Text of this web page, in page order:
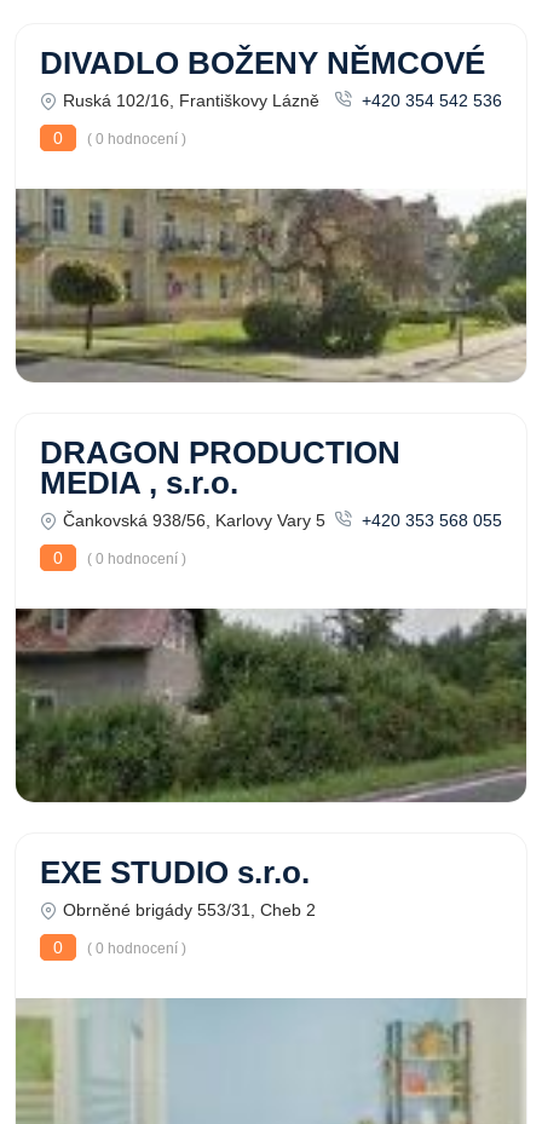
DIVADLO BOŽENY NĚMCOVÉ
Ruská 102/16, Františkovy Lázně
+420 354 542 536
0
( 0 hodnocení )
DRAGON PRODUCTION
MEDIA , s.r.o.
Čankovská 938/56, Karlovy Vary 5
+420 353 568 055
0
( 0 hodnocení )
EXE STUDIO s.r.o.
Obrněné brigády 553/31, Cheb 2
0
( 0 hodnocení )